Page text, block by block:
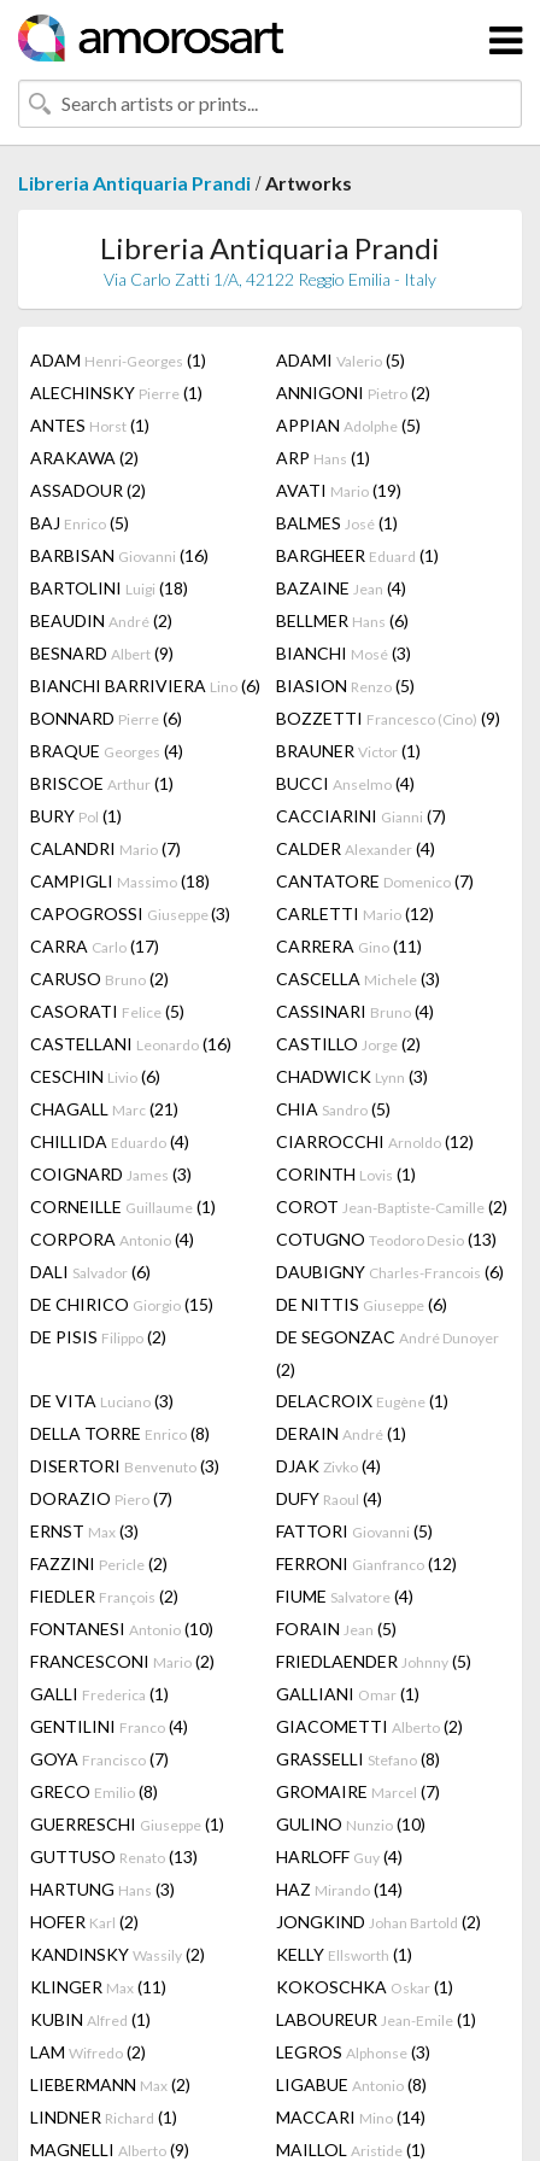
Libreria Antiquaria Prandi /Artworks
Libreria Antiquaria Prandi
Via Carlo Zatti 1/A, 42122 Reggio Emilia - Italy
ADAM Henri-Georges (1) ADAMI Valerio (5)
ALECHINSKY Pierre (1) ANNIGONI Pietro (2)
ANTES Horst (1) APPIAN Adolphe (5)
ARAKAWA (2) ARP Hans (1)
ASSADOUR (2) AVATI Mario (19)
BAJ Enrico (5) BALMES José (1)
BARBISAN Giovanni (16) BARGHEER Eduard (1)
BARTOLINI Luigi (18) BAZAINE Jean (4)
BEAUDIN André (2) BELLMER Hans (6)
BESNARD Albert (9) BIANCHI Mosé (3)
BIANCHI BARRIVIERA Lino (6) BIASION Renzo (5)
BONNARD Pierre (6) BOZZETTI Francesco (Cino) (9)
BRAQUE Georges (4) BRAUNER Victor (1)
BRISCOE Arthur (1) BUCCI Anselmo (4)
BURY Pol (1) CACCIARINI Gianni (7)
CALANDRI Mario (7) CALDER Alexander (4)
CAMPIGLI Massimo (18) CANTATORE Domenico (7)
CAPOGROSSI Giuseppe(3) CARLETTI Mario (12)
CARRA Carlo (17) CARRERA Gino (11)
CARUSO Bruno (2) CASCELLA Michele (3)
CASORATI Felice (5) CASSINARI Bruno (4)
CASTELLANI Leonardo (16) CASTILLO Jorge (2)
CESCHIN Livio (6) CHADWICK Lynn (3)
CHAGALL Marc (21) CHIA Sandro (5)
CHILLIDA Eduardo (4) CIARROCCHI Arnoldo (12)
COIGNARD James (3) CORINTH Lovis (1)
CORNEILLE Guillaume (1) COROT Jean-Baptiste-Camille (2)
CORPORA Antonio (4) COTUGNO Teodoro Desio (13)
DALI Salvador (6) DAUBIGNY Charles-Francois (6)
DE CHIRICO Giorgio (15) DE NITTIS Giuseppe (6)
DE PISIS Filippo (2) DE SEGONZAC André Dunoyer
(2)
DE VITA Luciano (3) DELACROIX Eugène (1)
DELLA TORRE Enrico (8) DERAIN André (1)
DISERTORI Benvenuto (3) DJAK Zivko (4)
DORAZIO Piero (7) DUFY Raoul (4)
ERNST Max (3) FATTORI Giovanni (5)
FAZZINI Pericle (2) FERRONI Gianfranco (12)
FIEDLER François (2) FIUME Salvatore (4)
FONTANESI Antonio (10) FORAIN Jean (5)
FRANCESCONI Mario (2) FRIEDLAENDER Johnny (5)
GALLI Frederica (1) GALLIANI Omar (1)
GENTILINI Franco (4) GIACOMETTI Alberto (2)
GOYA Francisco (7) GRASSELLI Stefano (8)
GRECO Emilio (8) GROMAIRE Marcel (7)
GUERRESCHI Giuseppe (1) GULINO Nunzio (10)
GUTTUSO Renato (13) HARLOFF Guy (4)
HARTUNG Hans (3) HAZ Mirando (14)
HOFER Karl (2) JONGKIND Johan Bartold (2)
KANDINSKY Wassily (2) KELLY Ellsworth (1)
KLINGER Max (11) KOKOSCHKA Oskar (1)
KUBIN Alfred (1) LABOUREUR Jean-Emile (1)
LAM Wifredo (2) LEGROS Alphonse (3)
LIEBERMANN Max (2) LIGABUE Antonio (8)
LINDNER Richard (1) MACCARI Mino (14)
MAGNELLI Alberto (9) MAILLOL Aristide (1)